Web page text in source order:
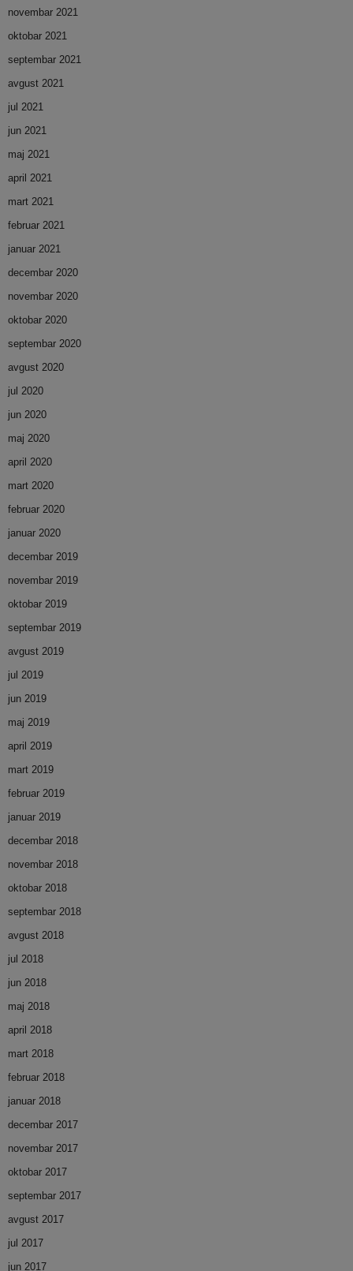
novembar 2021
oktobar 2021
septembar 2021
avgust 2021
jul 2021
jun 2021
maj 2021
april 2021
mart 2021
februar 2021
januar 2021
decembar 2020
novembar 2020
oktobar 2020
septembar 2020
avgust 2020
jul 2020
jun 2020
maj 2020
april 2020
mart 2020
februar 2020
januar 2020
decembar 2019
novembar 2019
oktobar 2019
septembar 2019
avgust 2019
jul 2019
jun 2019
maj 2019
april 2019
mart 2019
februar 2019
januar 2019
decembar 2018
novembar 2018
oktobar 2018
septembar 2018
avgust 2018
jul 2018
jun 2018
maj 2018
april 2018
mart 2018
februar 2018
januar 2018
decembar 2017
novembar 2017
oktobar 2017
septembar 2017
avgust 2017
jul 2017
jun 2017